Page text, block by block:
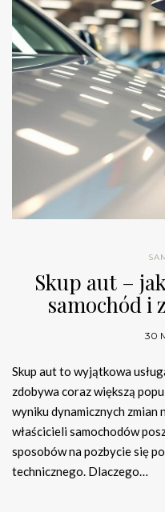
Skup aut –
samochód i
30
Skup aut to wyjątkowa
zdobywa coraz większą
wyniku dynamicznych
właścicieli samochodów
sposobów na pozbycie się
technicznego. Dlaczego…